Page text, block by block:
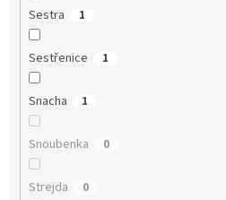
Sestra 1
Sestřenice 1
Snacha 1
Snoubenka 0
Strejda 0